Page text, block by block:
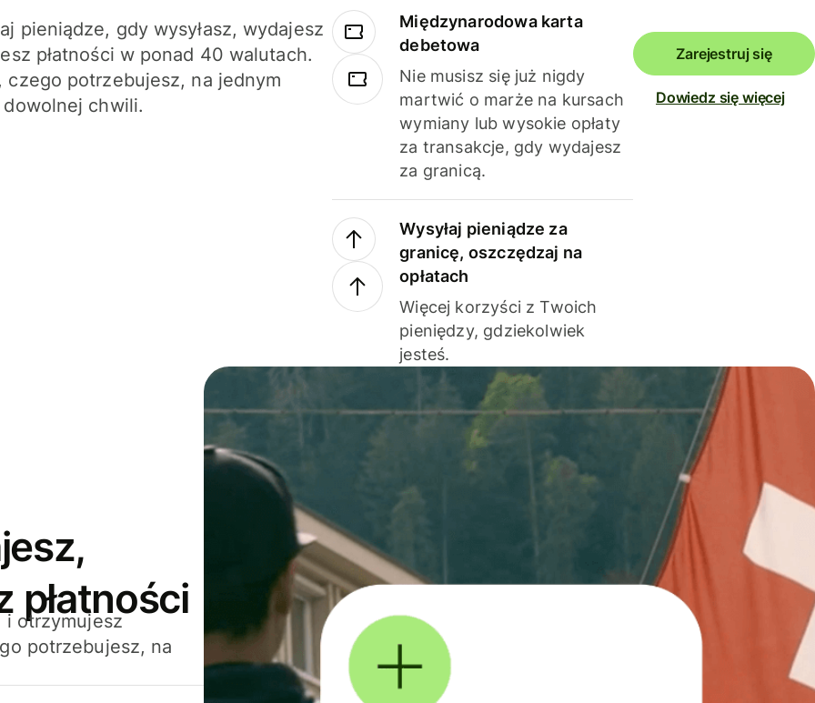
pieniądze, gdy wysyłasz, wydajesz
płatności w ponad 40 walutach.
czego potrzebujesz, na jednym
chwili.
Międzynarodowa karta
debetowa
Nie musisz się już nigdy
martwić o marże na kursach
wymiany lub wysokie opłaty
za transakcje, gdy wydajesz
za granicą.
Wysyłaj pieniądze za
granicę, oszczędzaj na
opłatach
Więcej korzyści z Twoich
pieniędzy, gdziekolwiek
jesteś.
Zarejestruj się
Dowiedz się więcej
płatności
i otrzymujesz
potrzebujesz, na